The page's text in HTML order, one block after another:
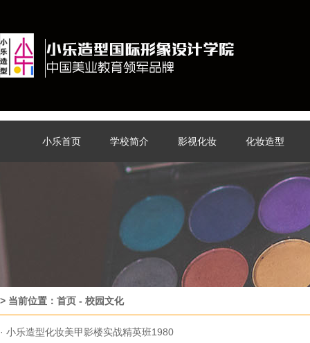
小乐首页 学校简介 影视化妆 化妆造型
> 当前位置： 首页 - 校园文化
· 小乐造型化妆美甲影楼实战精英班1980